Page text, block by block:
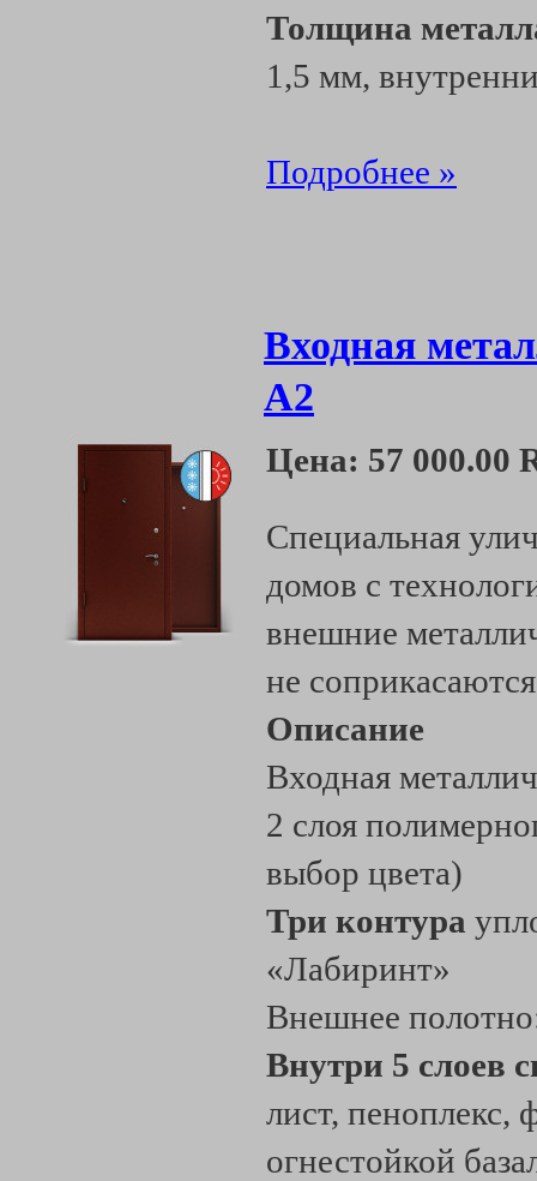
Толщина
1,5 мм,
Подробнее »
Входная
А2
Цена: 57 000.00
Специальная
домов с
внешние
не
Описание
Входная
2 слоя
выбор цвета)
Три контура
«Лабиринт»
Внешнее
Внутри 5 слоев
лист, пеноплекс,
огнестойкой